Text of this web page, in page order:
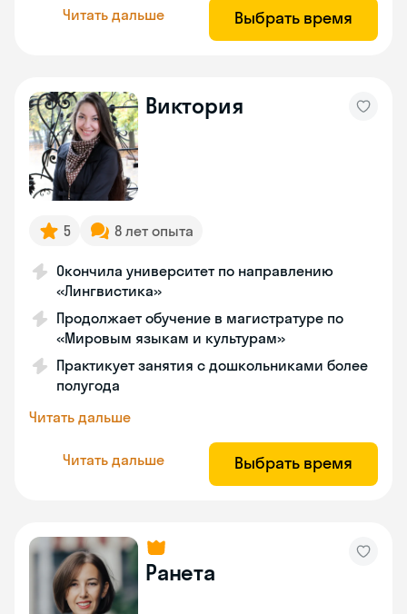
Читать дальше Выбрать время
Виктория
5 8 лет опыта
Окончила университет по направлению
«Лингвистика»
Продолжает обучение в магистратуре по
«Мировым языкам и культурам»
Практикует занятия с дошкольниками более
полугода
Читать дальше
Читать дальше Выбрать время
Ранета